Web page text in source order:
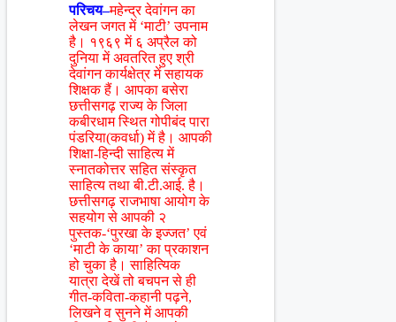
परिचय–महेन्द्र देवांगन का
लेखन जगत में ‘माटी’ उपनाम
है। १९६९ में ६ अप्रैल को
दुनिया में अवतरित हुए श्री
देवांगन कार्यक्षेत्र में सहायक
शिक्षक हैं। आपका बसेरा
छत्तीसगढ़ राज्य के जिला
कबीरधाम स्थित गोपीबंद पारा
पंडरिया(कवर्धा) में है। आपकी
शिक्षा-हिन्दी साहित्य में
स्नातकोत्तर सहित संस्कृत
साहित्य तथा बी.टी.आई. है।
छत्तीसगढ़ राजभाषा आयोग के
सहयोग से आपकी २
पुस्तक-‘पुरखा के इज्जत’ एवं
‘माटी के काया’ का प्रकाशन
हो चुका है। साहित्यिक
यात्रा देखें तो बचपन से ही
गीत-कविता-कहानी पढ़ने,
लिखने व सुनने में आपकी